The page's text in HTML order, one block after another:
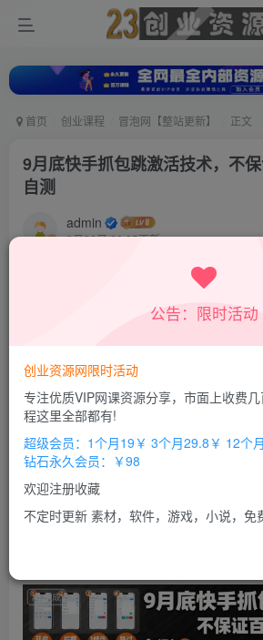
首页 创业课程 冒泡网【整站更新】 正文
9月底快手抓包跳激活技术，不
自测
admin
9月28日 20:25更新
9月底快手抓包跳激活技术，不保证百分
超级会员
立即购买
您当前未登录！建议登陆后购买，办理会员
跳激活技术，不保
公告：限时活动
创业资源网限时活动
专注优质VIP网课资源分享，市面上收费
程这里全部都有!
超级会员：1个月19￥ 3个月29.8￥ 12个
钻石永久会员：￥98
欢迎注册收藏
不定时更新 素材，软件，游戏，小说，免